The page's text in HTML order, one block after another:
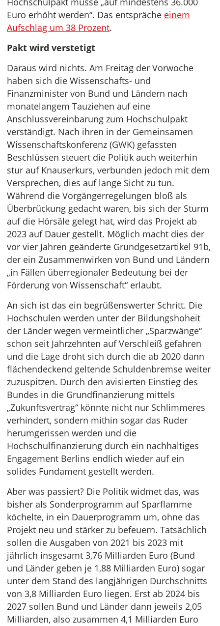
Euro erhöht werden“. Das entspräche einem
Aufschlag um 38 Prozent.
Pakt wird verstetigt
Daraus wird nichts. Am Freitag der Vorwoche
haben sich die Wissenschafts- und
Finanzminister von Bund und Ländern nach
monatelangem Tauziehen auf eine
Anschlussvereinbarung zum Hochschulpakt
verständigt. Nach ihren in der Gemeinsamen
Wissenschaftskonferenz (GWK) gefassten
Beschlüssen steuert die Politik auch weiterhin
stur auf Knauserkurs, verbunden jedoch mit dem
Versprechen, dies auf lange Sicht zu tun.
Während die Vorgängerregelungen bloß als
Überbrückung gedacht waren, bis sich der Sturm
auf die Hörsäle gelegt hat, wird das Projekt ab
2023 auf Dauer gestellt. Möglich macht dies der
vor vier Jahren geänderte Grundgesetzartikel 91b,
der ein Zusammenwirken von Bund und Ländern
„in Fällen überregionaler Bedeutung bei der
Förderung von Wissenschaft“ erlaubt.
An sich ist das ein begrüßenswerter Schritt. Die
Hochschulen werden unter der Bildungshoheit
der Länder wegen vermeintlicher „Sparzwänge“
schon seit Jahrzehnten auf Verschleiß gefahren
und die Lage droht sich durch die ab 2020 dann
flächendeckend geltende Schuldenbremse weiter
zuzuspitzen. Durch den avisierten Einstieg des
Bundes in die Grundfinanzierung mittels
„Zukunftsvertrag“ könnte nicht nur Schlimmeres
verhindert, sondern mithin sogar das Ruder
herumgerissen werden und die
Hochschulfinanzierung durch ein nachhaltiges
Engagement Berlins endlich wieder auf ein
solides Fundament gestellt werden.
Aber was passiert? Die Politik widmet das, was
bisher als Sonderprogramm auf Sparflamme
köchelte, in ein Dauerprogramm um, ohne das
Projekt neu und stärker zu befeuern. Tatsächlich
sollen die Ausgaben von 2021 bis 2023 mit
jährlich insgesamt 3,76 Milliarden Euro (Bund
und Länder geben je 1,88 Milliarden Euro) sogar
unter dem Stand des langjährigen Durchschnitts
von 3,8 Milliarden Euro liegen. Erst ab 2024 bis
2027 sollen Bund und Länder dann jeweils 2,05
Milliarden, also zusammen 4,1 Milliarden Euro